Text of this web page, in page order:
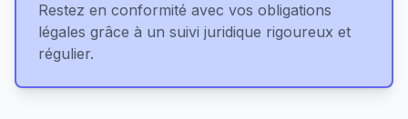
Restez en conformité avec vos obligations
légales grâce à un suivi juridique rigoureux et
régulier.